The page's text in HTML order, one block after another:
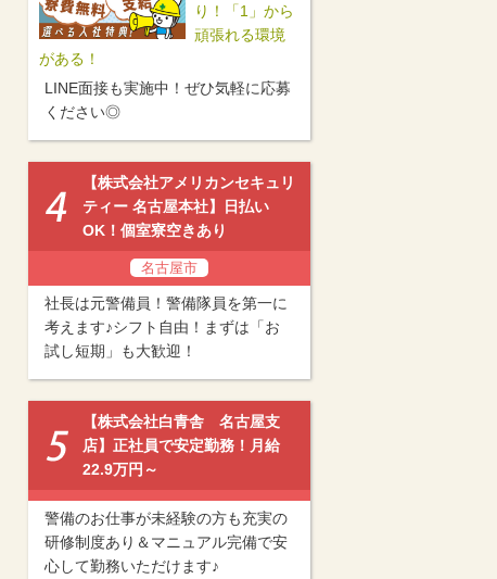
り！「1」から
頑張れる環境
がある！
LINE面接も実施中！ぜひ気軽に応募
ください◎
【株式会社アメリカンセキュリ
ティー 名古屋本社】日払い
OK！個室寮空きあり
名古屋市
社長は元警備員！警備隊員を第一に
考えます♪シフト自由！まずは「お
試し短期」も大歓迎！
【株式会社白青舎 名古屋支
店】正社員で安定勤務！月給
22.9万円～
警備のお仕事が未経験の方も充実の
研修制度あり＆マニュアル完備で安
心して勤務いただけます♪